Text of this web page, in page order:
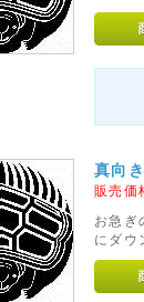
真向
販売価
お急ぎ
にダウ